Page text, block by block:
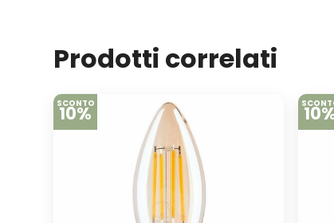
Prodotti correlati
SCONTO
10%